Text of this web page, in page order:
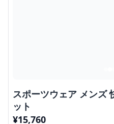
スポーツウェア メンズ 快適保温スタンドジャケ
ット
¥15,760